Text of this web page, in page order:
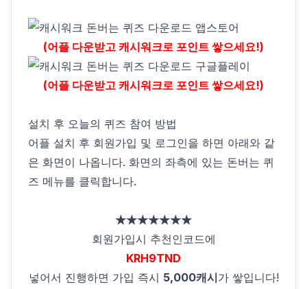
(어플 다운받고 캐시워크로 포인트 쌓으세요!)
(어플 다운받고 캐시워크로 포인트 쌓으세요!)
설치 후 오늘의 퀴즈 참여 방법
어플 설치 후 회원가입 및 로그인을 하면 아래와 같
은 화면이 나옵니다. 화면의 좌측에 있는 돈버는 퀴
즈 메뉴를 클릭합니다.
★★★★★★★
회원가입시 추천인코드에
KRH9TND
넣어서 진행하면 가입 즉시 5,000캐시가 쌓입니다!